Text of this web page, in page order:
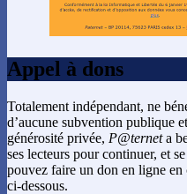
Appel à dons
Totalement indépendant, ne
d’aucune subvention publique
générosité privée, P@terneta
ses lecteurs pour continuer, et
pouvez faire un don en ligne en
ci-dessous.